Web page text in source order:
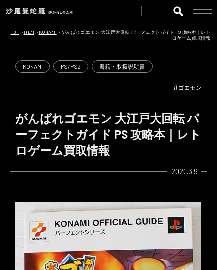
TOP> ITEM > KONAMI >がんばれゴエモン 大江戸大回転 パーフェクトガイド PS 攻略本｜レト
ロゲーム買取情報
KONAMI PS/PS2 書籍・取扱説明書
#ゴエモン
がんばれゴエモン 大江戸大回転 パ
ーフェクトガイド PS 攻略本｜レト
ロゲーム買取情報
2020.3.9